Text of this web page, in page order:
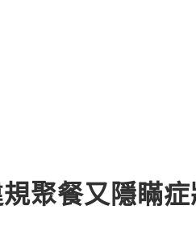
聚餐又隱瞞